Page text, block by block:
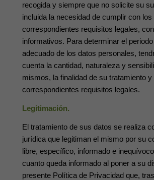
recogida y siempre que no solicite su
incluida la necesidad de cumplir con los
correspondientes requisitos legales,
informativos. Para determinar el
adecuado de los datos personales,
cuenta la cantidad, naturaleza y
mismos, la finalidad de su tratamiento y
correspondientes requisitos legales.
Legitimación.
El tratamiento de sus datos se realiza
jurídica que legitiman el mismo por su
libre, específico, informado e
cuanto queda informado al poner a su
presente Política de Privacidad que,